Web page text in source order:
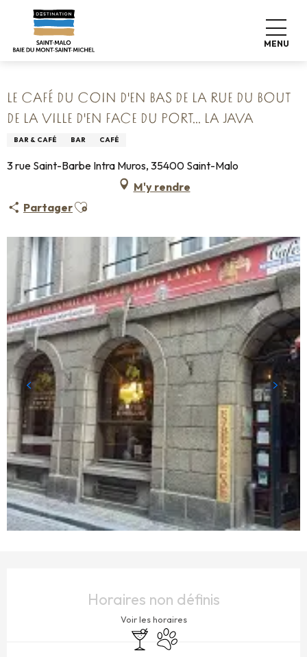
contenu
MENU
Accueil Vivre comme chez nous
Restaurants
Le Café du coin d'en bas de la rue du bout de la ville d'en face
du port... La Java
LE CAFÉ DU COIN D'EN BAS DE LA RUE DU BOUT
DE LA VILLE D'EN FACE DU PORT... LA JAVA
BAR & CAFÉ BAR CAFÉ
3 rue Saint-Barbe Intra Muros, 35400 Saint-Malo
M'y rendre
PartagerAjouter aux favoris
Horaires non définis
Voir les horaires
Bar / BuvetteAnimaux acceptés